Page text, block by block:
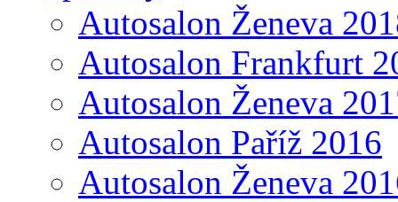
Autosalon Ženeva
Autosalon Frankfurt
Autosalon Ženeva
Autosalon Paříž 2016
Autosalon Ženeva